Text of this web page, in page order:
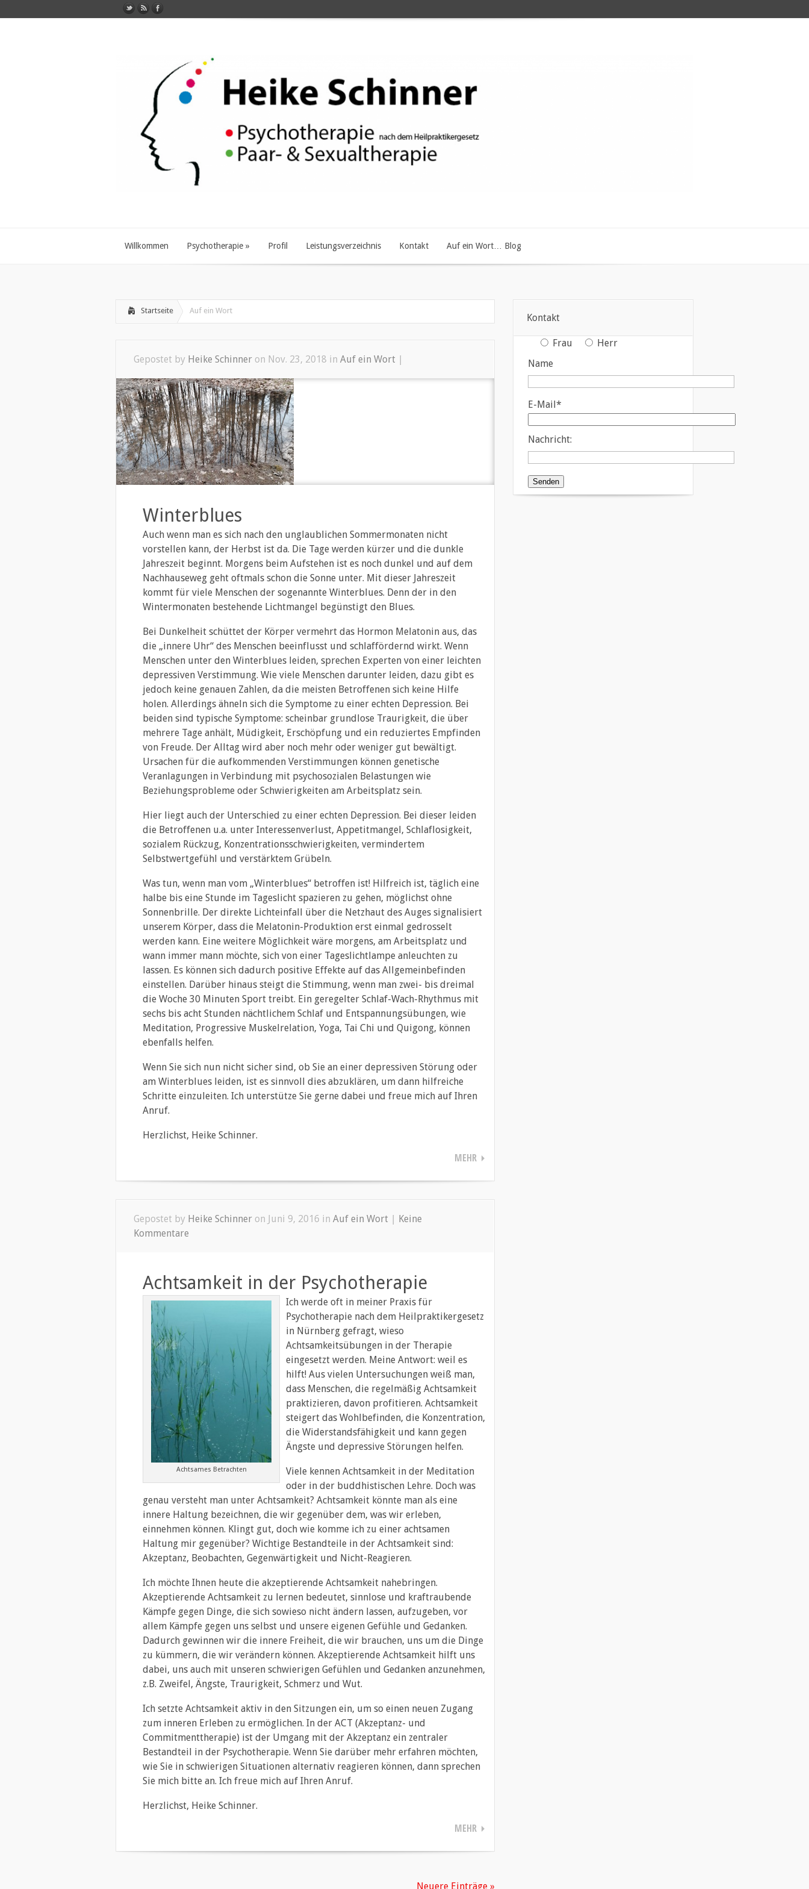
Willkommen Psychotherapie » Profil Leistungsverzeichnis Kontakt Auf ein Wort… Blog
Startseite Auf ein Wort
Gepostet by Heike Schinner on Nov. 23, 2018 in Auf ein Wort |
Winterblues
Auch wenn man es sich nach den unglaublichen Sommermonaten nicht
vorstellen kann, der Herbst ist da. Die Tage werden kürzer und die dunkle
Jahreszeit beginnt. Morgens beim Aufstehen ist es noch dunkel und auf dem
Nachhauseweg geht oftmals schon die Sonne unter. Mit dieser Jahreszeit
kommt für viele Menschen der sogenannte Winterblues. Denn der in den
Wintermonaten bestehende Lichtmangel begünstigt den Blues.
Bei Dunkelheit schüttet der Körper vermehrt das Hormon Melatonin aus, das
die „innere Uhr“ des Menschen beeinflusst und schlaffördernd wirkt. Wenn
Menschen unter den Winterblues leiden, sprechen Experten von einer leichten
depressiven Verstimmung. Wie viele Menschen darunter leiden, dazu gibt es
jedoch keine genauen Zahlen, da die meisten Betroffenen sich keine Hilfe
holen. Allerdings ähneln sich die Symptome zu einer echten Depression. Bei
beiden sind typische Symptome: scheinbar grundlose Traurigkeit, die über
mehrere Tage anhält, Müdigkeit, Erschöpfung und ein reduziertes Empfinden
von Freude. Der Alltag wird aber noch mehr oder weniger gut bewältigt.
Ursachen für die aufkommenden Verstimmungen können genetische
Veranlagungen in Verbindung mit psychosozialen Belastungen wie
Beziehungsprobleme oder Schwierigkeiten am Arbeitsplatz sein.
Hier liegt auch der Unterschied zu einer echten Depression. Bei dieser leiden
die Betroffenen u.a. unter Interessenverlust, Appetitmangel, Schlaflosigkeit,
sozialem Rückzug, Konzentrationsschwierigkeiten, vermindertem
Selbstwertgefühl und verstärktem Grübeln.
Was tun, wenn man vom „Winterblues“ betroffen ist! Hilfreich ist, täglich eine
halbe bis eine Stunde im Tageslicht spazieren zu gehen, möglichst ohne
Sonnenbrille. Der direkte Lichteinfall über die Netzhaut des Auges signalisiert
unserem Körper, dass die Melatonin-Produktion erst einmal gedrosselt
werden kann. Eine weitere Möglichkeit wäre morgens, am Arbeitsplatz und
wann immer mann möchte, sich von einer Tageslichtlampe anleuchten zu
lassen. Es können sich dadurch positive Effekte auf das Allgemeinbefinden
einstellen. Darüber hinaus steigt die Stimmung, wenn man zwei- bis dreimal
die Woche 30 Minuten Sport treibt. Ein geregelter Schlaf-Wach-Rhythmus mit
sechs bis acht Stunden nächtlichem Schlaf und Entspannungsübungen, wie
Meditation, Progressive Muskelrelation, Yoga, Tai Chi und Quigong, können
ebenfalls helfen.
Wenn Sie sich nun nicht sicher sind, ob Sie an einer depressiven Störung oder
am Winterblues leiden, ist es sinnvoll dies abzuklären, um dann hilfreiche
Schritte einzuleiten. Ich unterstütze Sie gerne dabei und freue mich auf Ihren
Anruf.
Herzlichst, Heike Schinner.
MEHR
Gepostet by Heike Schinner on Juni 9, 2016 in Auf ein Wort | Keine
Kommentare
Achtsamkeit in der Psychotherapie
Achtsames Betrachten
Ich werde oft in meiner Praxis für
Psychotherapie nach dem Heilpraktikergesetz
in Nürnberg gefragt, wieso
Achtsamkeitsübungen in der Therapie
eingesetzt werden. Meine Antwort: weil es
hilft! Aus vielen Untersuchungen weiß man,
dass Menschen, die regelmäßig Achtsamkeit
praktizieren, davon profitieren. Achtsamkeit
steigert das Wohlbefinden, die Konzentration,
die Widerstandsfähigkeit und kann gegen
Ängste und depressive Störungen helfen.
Viele kennen Achtsamkeit in der Meditation
oder in der buddhistischen Lehre. Doch was
genau versteht man unter Achtsamkeit? Achtsamkeit könnte man als eine
innere Haltung bezeichnen, die wir gegenüber dem, was wir erleben,
einnehmen können. Klingt gut, doch wie komme ich zu einer achtsamen
Haltung mir gegenüber? Wichtige Bestandteile in der Achtsamkeit sind:
Akzeptanz, Beobachten, Gegenwärtigkeit und Nicht-Reagieren.
Ich möchte Ihnen heute die akzeptierende Achtsamkeit nahebringen.
Akzeptierende Achtsamkeit zu lernen bedeutet, sinnlose und kraftraubende
Kämpfe gegen Dinge, die sich sowieso nicht ändern lassen, aufzugeben, vor
allem Kämpfe gegen uns selbst und unsere eigenen Gefühle und Gedanken.
Dadurch gewinnen wir die innere Freiheit, die wir brauchen, uns um die Dinge
zu kümmern, die wir verändern können. Akzeptierende Achtsamkeit hilft uns
dabei, uns auch mit unseren schwierigen Gefühlen und Gedanken anzunehmen,
z.B. Zweifel, Ängste, Traurigkeit, Schmerz und Wut.
Ich setzte Achtsamkeit aktiv in den Sitzungen ein, um so einen neuen Zugang
zum inneren Erleben zu ermöglichen. In der ACT (Akzeptanz- und
Commitmenttherapie) ist der Umgang mit der Akzeptanz ein zentraler
Bestandteil in der Psychotherapie. Wenn Sie darüber mehr erfahren möchten,
wie Sie in schwierigen Situationen alternativ reagieren können, dann sprechen
Sie mich bitte an. Ich freue mich auf Ihren Anruf.
Herzlichst, Heike Schinner.
MEHR
Neuere Einträge »
Kontakt
Frau
Herr
Name
E-Mail*
Nachricht: